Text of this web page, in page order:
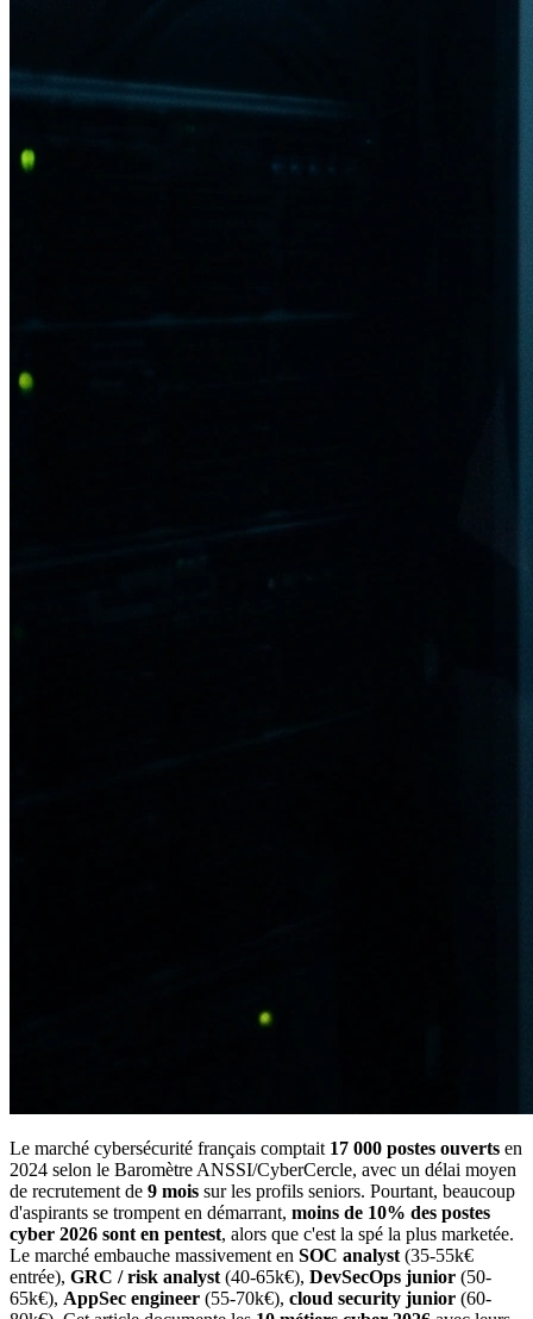
Le marché cybersécurité français comptait 17 000 postes ouverts en
2024 selon le Baromètre ANSSI/CyberCercle, avec un délai moyen
de recrutement de 9 mois sur les profils seniors. Pourtant, beaucoup
d'aspirants se trompent en démarrant, moins de 10% des postes
cyber 2026 sont en pentest, alors que c'est la spé la plus marketée.
Le marché embauche massivement en SOC analyst (35-55k€
entrée), GRC / risk analyst (40-65k€), DevSecOps junior (50-
65k€), AppSec engineer (55-70k€), cloud security junior (60-